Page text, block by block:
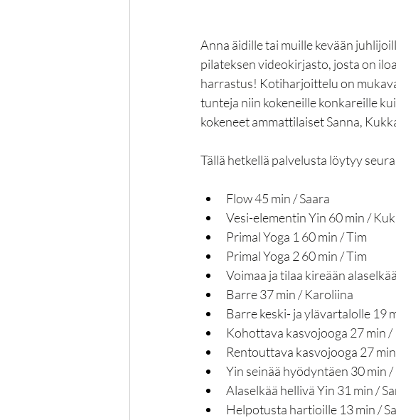
Anna äidille tai muille kevään
pilateksen videokirjasto, josta on
harrastus! Kotiharjoittelu on
tunteja niin kokeneille konkareille
kokeneet ammattilaiset Sanna,
Tällä hetkellä palvelusta löytyy
Flow 45 min / Saara
Vesi-elementin Yin 60 min /
Primal Yoga 1 60 min / Tim
Primal Yoga 2 60 min / Tim
Voimaa ja tilaa kireään
Barre 37 min / Karoliina
Barre keski- ja ylävartalolle 19
Kohottava kasvojooga 27 min /
Rentouttava kasvojooga 27
Yin seinää hyödyntäen 30 min /
Alaselkää hellivä Yin 31 min /
Helpotusta hartioille 13 min /